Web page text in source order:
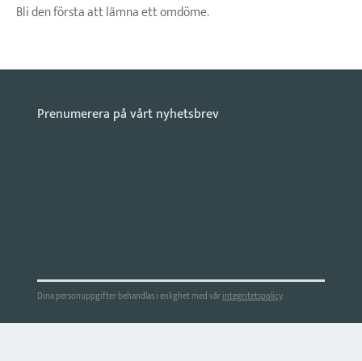
Bli den första att lämna ett omdöme.
Dina personuppgifter behandlas i enlighet med vårintegritetspolicy.